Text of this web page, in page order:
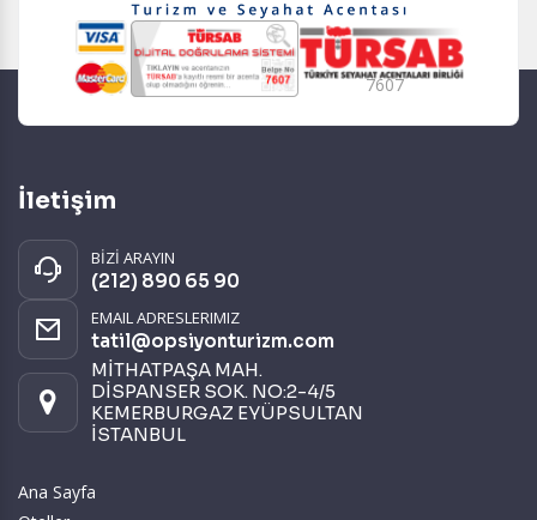
7607
İletişim
BİZİ ARAYIN
(212) 890 65 90
EMAIL ADRESLERIMIZ
tatil@opsiyonturizm.com
MİTHATPAŞA MAH.
DİSPANSER SOK. NO:2-4/5
KEMERBURGAZ EYÜPSULTAN
İSTANBUL
Ana Sayfa